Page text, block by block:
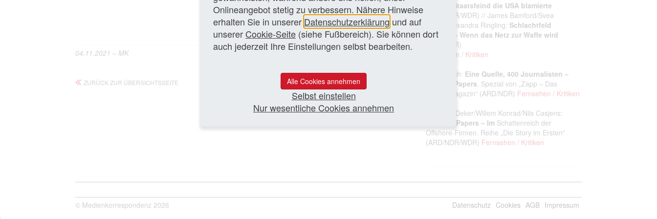
Ganzen Artikel lesen
04.11.2021 – MK
ZURÜCK ZUR ÜBERSICHTSSEITE
Wie der Staatsfeind die USA blamierte
(ARD/NDR/WDR) // James Bamford/Svea
Eckert/Alexandra Ringling: Schlachtfeld
Internet – Wenn das Netz zur Waffe wird
(ARD/NDR)
Fernsehen/ Kritiken
Elena Kuch: Eine Quelle, 400 Journalisten –
Panama Papers. Spezial von „Zapp – Das
Medienmagazin“ (ARD/NDR) Fernsehen/ Kritiken
Christian Deker/Willem Konrad/Nils Casjens:
#PanamaPapers – Im Schattenreich der
Offshore-Firmen. Reihe „Die Story im Ersten“
(ARD/NDR/WDR) Fernsehen/ Kritiken
© Medienkorrespondenz 2026 Datenschutz Cookies AGB Impressum
Onlineangebot stetig zu verbessern. Nähere Hinweise
erhalten Sie in unserer Datenschutzerklärung und auf
unserer Cookie-Seite (siehe Fußbereich). Sie können dort
auch jederzeit Ihre Einstellungen selbst bearbeiten.
Alle Cookies annehmen
Selbst einstellen
Nur wesentliche Cookies annehmen